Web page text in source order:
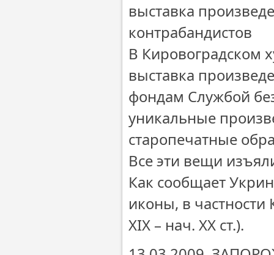
выставка
контрабандистов
В Кировоградском
выставка
фондам Службой
уникальные
старопечатные
Все эти вещи
Как сообщает
иконы, в
ХІХ – нач. ХХ ст.).